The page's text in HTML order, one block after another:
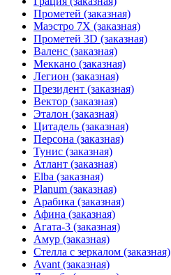
Прометей (заказная)
Маэстро 7Х (заказная)
Прометей 3D (заказная)
Валенс (заказная)
Меккано (заказная)
Легион (заказная)
Президент (заказная)
Вектор (заказная)
Эталон (заказная)
Цитадель (заказная)
Персона (заказная)
Тунис (заказная)
Атлант (заказная)
Elba (заказная)
Planum (заказная)
Арабика (заказная)
Афина (заказная)
Агата-3 (заказная)
Амур (заказная)
Стелла с зеркалом (заказная)
Avant (заказная)